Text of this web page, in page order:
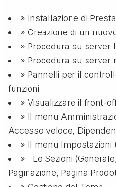
» Installazione di
» Creazione di un
» Procedura su server
» Procedura su server
» Pannelli per il
funzioni
» Visualizzare il front-
» Il menu
Accesso veloce,
» Il menu Impostazioni
» Le Sezioni
Paginazione, Pagina